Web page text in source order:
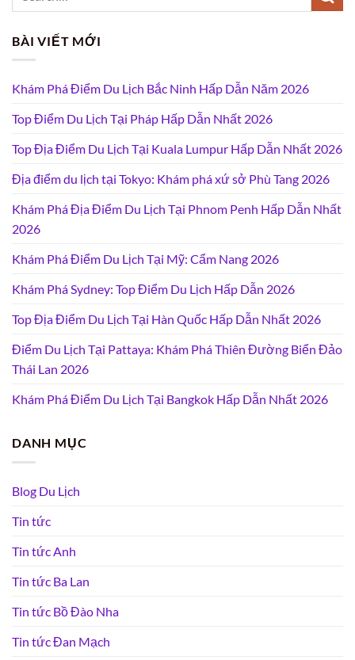
BÀI VIẾT MỚI
Khám Phá Điểm Du Lịch Bắc Ninh Hấp Dẫn Năm 2026
Top Điểm Du Lịch Tại Pháp Hấp Dẫn Nhất 2026
Top Địa Điểm Du Lịch Tại Kuala Lumpur Hấp Dẫn Nhất 2026
Địa điểm du lịch tại Tokyo: Khám phá xứ sở Phù Tang 2026
Khám Phá Địa Điểm Du Lịch Tại Phnom Penh Hấp Dẫn Nhất
2026
Khám Phá Điểm Du Lịch Tại Mỹ: Cẩm Nang 2026
Khám Phá Sydney: Top Điểm Du Lịch Hấp Dẫn 2026
Top Địa Điểm Du Lịch Tại Hàn Quốc Hấp Dẫn Nhất 2026
Điểm Du Lịch Tại Pattaya: Khám Phá Thiên Đường Biển Đảo
Thái Lan 2026
Khám Phá Điểm Du Lịch Tại Bangkok Hấp Dẫn Nhất 2026
DANH MỤC
Blog Du Lịch
Tin tức
Tin tức Anh
Tin tức Ba Lan
Tin tức Bồ Đào Nha
Tin tức Đan Mạch